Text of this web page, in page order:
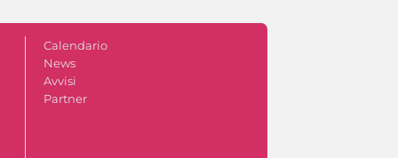
Calendario
News
Avvisi
Partner